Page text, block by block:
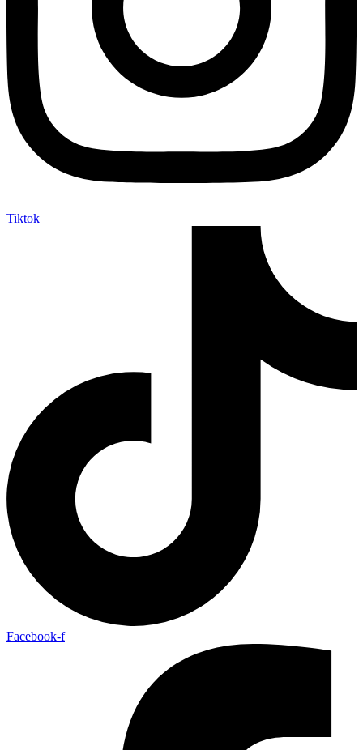
Tiktok
Facebook-f